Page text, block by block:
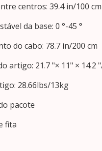
centros: 39.4 in/100 cm
da base: 0 °-45 °
do cabo: 78.7 in/200 cm
artigo: 21.7 "× 11" × 14.2
28.66lbs/13kg
pacote
fita